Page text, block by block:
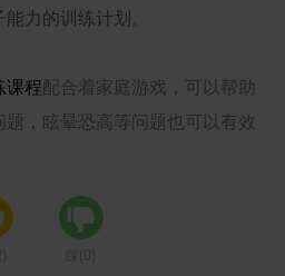
力的训练计划。
课程配合着家庭游戏，可以帮助
题，眩晕恐高等问题也可以有效